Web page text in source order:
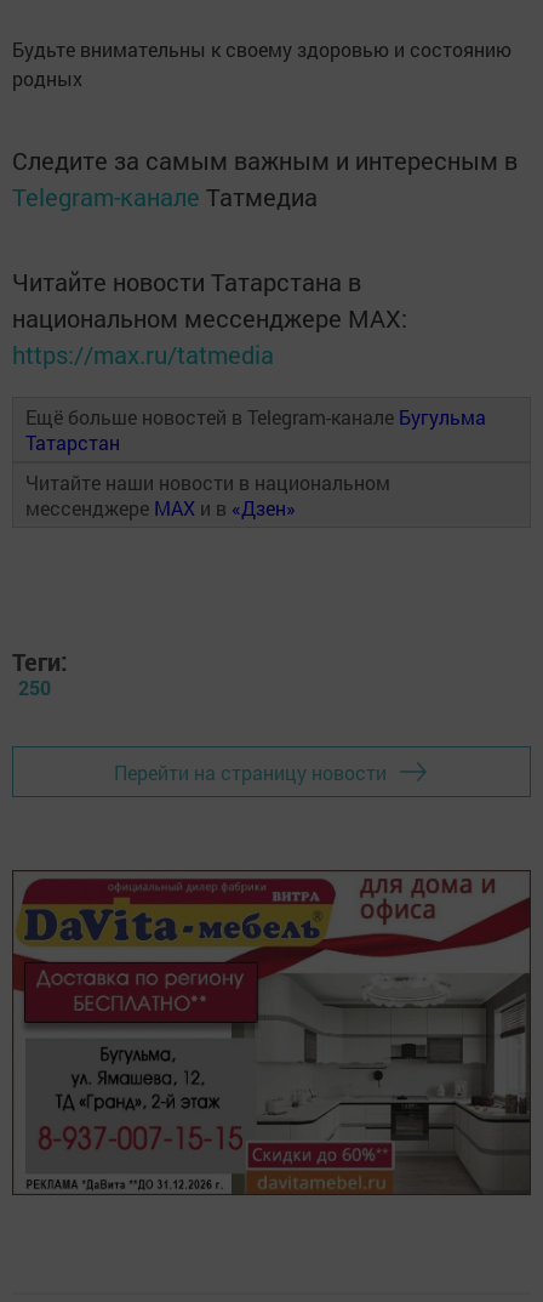
Будьте внимательны к своему здоровью и состоянию
родных
Следите за самым важным и интересным в
Telegram-канале Татмедиа
Читайте новости Татарстана в
национальном мессенджере MАХ:
https://max.ru/tatmedia
Ещё больше новостей в Telegram-канале Бугульма
Татарстан
Читайте наши новости в национальном
мессенджере MAX и в «Дзен»
Теги:
250
Перейти на страницу новости